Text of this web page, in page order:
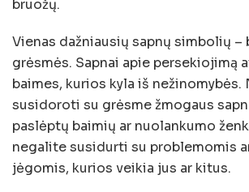
bruožų.
Vienas dažniausių sapnų simbolių –
grėsmės. Sapnai apie persekiojimą
baimes, kurios kyla iš
susidoroti su grėsme žmogaus
paslėptų baimių ar nuolankumo
negalite susidurti su problemomis
jėgomis, kurios veikia jus ar kitus.